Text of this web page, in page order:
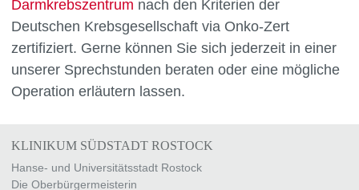
Darmkrebszentrum nach den Kriterien der
Deutschen Krebsgesellschaft via Onko-Zert
zertifiziert. Gerne können Sie sich jederzeit in einer
unserer Sprechstunden beraten oder eine mögliche
Operation erläutern lassen.
KLINIKUM SÜDSTADT ROSTOCK
Hanse- und Universitätsstadt Rostock
Die Oberbürgermeisterin